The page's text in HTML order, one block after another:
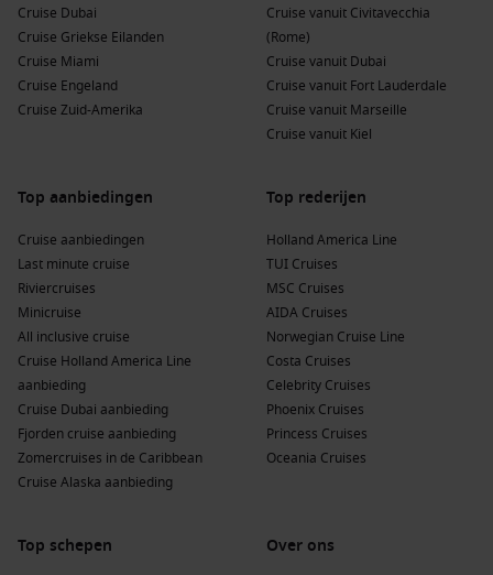
Cruise Dubai
Cruise Griekse Eilanden
Cruise Miami
Cruise Engeland
Cruise Zuid-Amerika
Cruise vanuit Civitavecchia
(Rome)
Cruise vanuit Dubai
Cruise vanuit Fort Lauderdale
Cruise vanuit Marseille
Cruise vanuit Kiel
Top aanbiedingen
Cruise aanbiedingen
Last minute cruise
Riviercruises
Minicruise
All inclusive cruise
Cruise Holland America Line
aanbieding
Cruise Dubai aanbieding
Fjorden cruise aanbieding
Zomercruises in de Caribbean
Cruise Alaska aanbieding
Top rederijen
Holland America Line
TUI Cruises
MSC Cruises
AIDA Cruises
Norwegian Cruise Line
Costa Cruises
Celebrity Cruises
Phoenix Cruises
Princess Cruises
Oceania Cruises
Top schepen
Over ons